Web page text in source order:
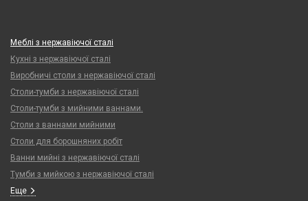
Меблі з нержавіючої сталі
Кухні з нержавіючої сталі
Виробничі столи з нержавіючої сталі
Столи-тумби з нержавіючої сталі
Столи-тумби з мийними ваннами.
Столи з ваннами мийними
Столи для борошняних робіт
Ванни мийні з нержавіючої сталі
Тумби з мийкою з нержавіючої сталі
Еще